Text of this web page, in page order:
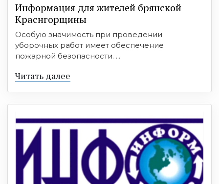
Информация для жителей брянской
Краснгорщины
Особую значимость при проведении
уборочных работ имеет обеспечение
пожарной безопасности. ...
Читать далее